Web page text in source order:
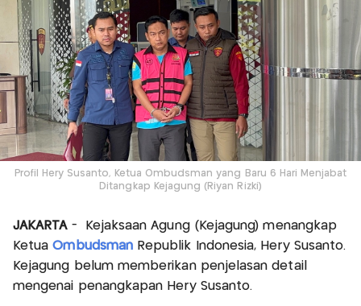
Profil Hery Susanto, Ketua Ombudsman yang Baru 6 Hari Menjabat
Ditangkap Kejagung (Riyan Rizki)
JAKARTA- Kejaksaan Agung (Kejagung) menangkap
KetuaOmbudsman Republik Indonesia, Hery Susanto.
Kejagung belum memberikan penjelasan detail
mengenai penangkapan Hery Susanto.